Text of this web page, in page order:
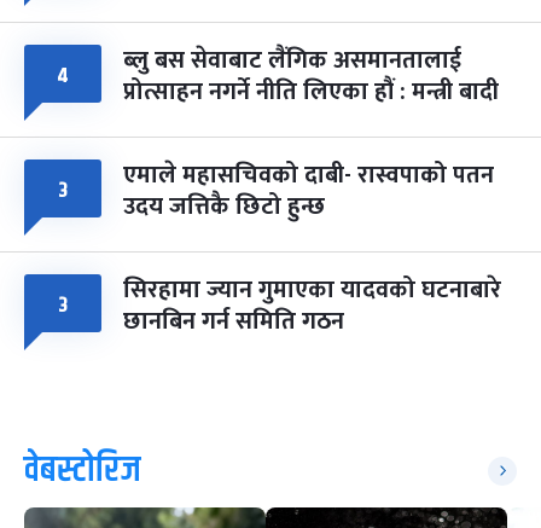
४ ब्लु बस सेवाबाट लैंगिक असमानतालाई
प्रोत्साहन नगर्ने नीति लिएका हौं : मन्त्री बादी
३ एमाले महासचिवको दाबी- रास्वपाको पतन
उदय जत्तिकै छिटो हुन्छ
३ सिरहामा ज्यान गुमाएका यादवको घटनाबारे
छानबिन गर्न समिति गठन
वेबस्टोरिज